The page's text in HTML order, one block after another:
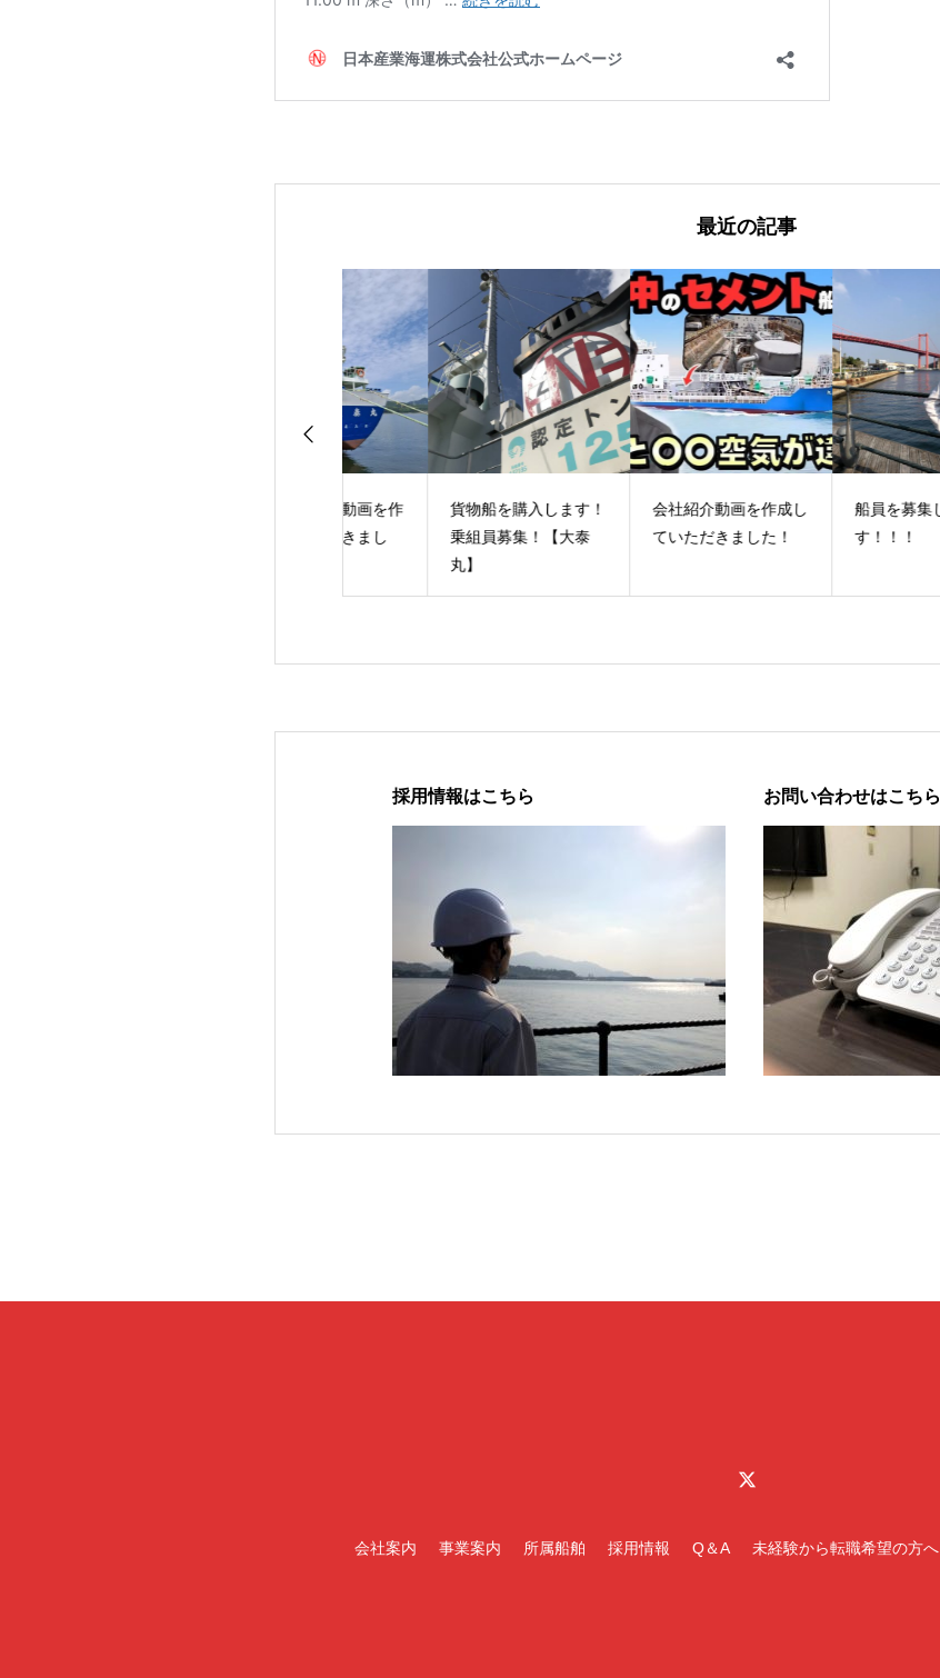
最近の記事
貨物船を購入します！
乗組員募集！【大泰
会社紹介動画を作成し
ていただきました！
船員を募集しま
す！！！
採用情報はこちら お問い合わせはこちら
会社案内 事業案内 所属船舶 採用情報 Q＆A 未経験から転職希望の方へ